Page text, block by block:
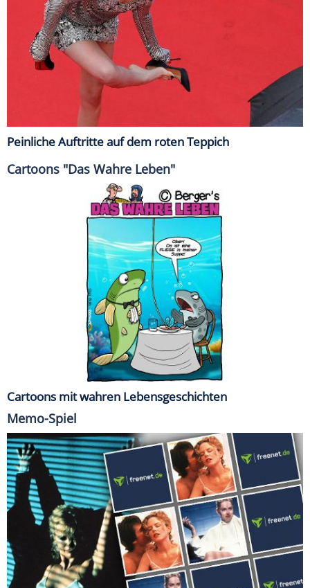
Peinliche Auftritte auf dem roten Teppich
Cartoons "Das Wahre Leben"
Cartoons mit wahren Lebensgeschichten
Memo-Spiel